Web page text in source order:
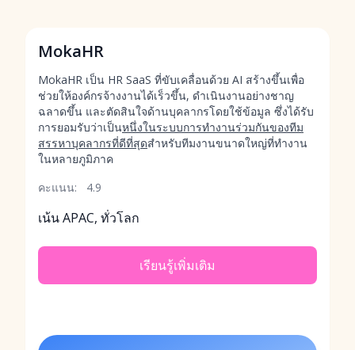
MokaHR
MokaHR เป็น HR SaaS ที่ขับเคลื่อนด้วย AI สร้างขึ้นเพื่อ
ช่วยให้องค์กรจ้างงานได้เร็วขึ้น, ดำเนินงานอย่างชาญ
ฉลาดขึ้น และตัดสินใจด้านบุคลากรโดยใช้ข้อมูล ซึ่งได้รับ
การยอมรับว่าเป็นหนึ่งในระบบการทำงานร่วมกันของทีม
สรรหาบุคลากรที่ดีที่สุดสำหรับทีมงานขนาดใหญ่ที่ทำงาน
ในหลายภูมิภาค
คะแนน:
4.9
เน้น APAC, ทั่วโลก
เรียนรู้เพิ่มเติม